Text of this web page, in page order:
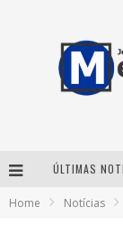
ÚLTIMAS
Home Notícias